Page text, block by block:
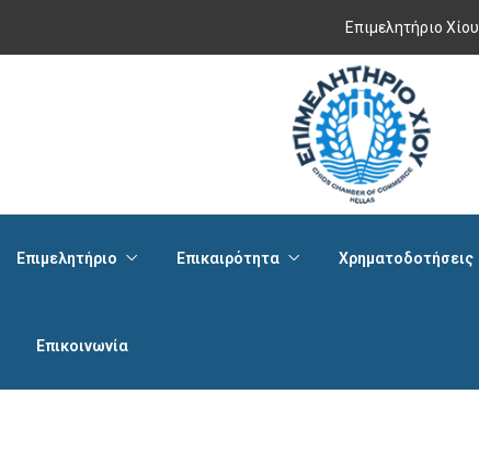
Επιμελητήριο Χίου
Επιμελητήριο Επικαιρότητα Χρηματοδοτήσεις
Επικοινωνία